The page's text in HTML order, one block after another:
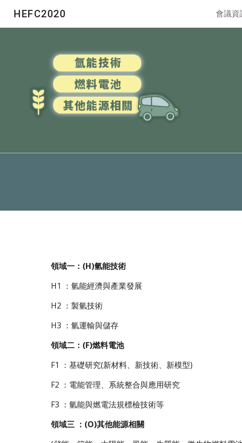
Skip to
HEFC2020 會議資
領域一：(H)氫能技術
H1 ：氫能經濟與產業發展
H2 ：製氫技術
H3 ：氫運輸與儲存
領域二：(F)燃料電池
F1 ：基礎研究(新材料、新技術、新模型)
F2 ：電能管理、系統整合與應用研究
F3 ：氫能與燃電法規標檢技術等
領域三 ：(O)其他能源相關